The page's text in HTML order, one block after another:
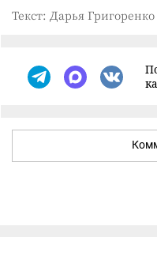
Текст: Дарья Григоренко